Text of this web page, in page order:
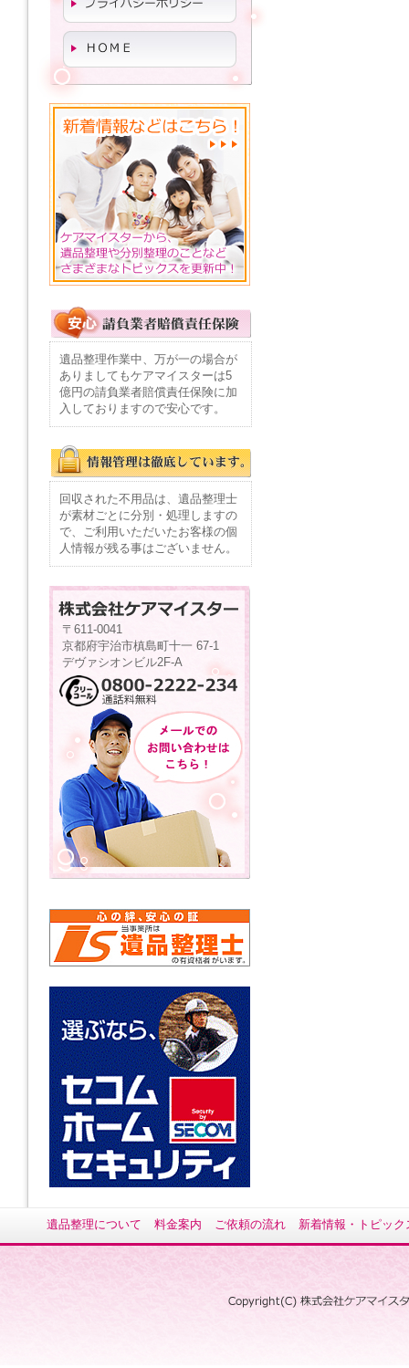
遺品整理作業中、万が一の場合が
ありましてもケアマイスターは5
億円の請負業者賠償責任保険に加
入しておりますので安心です。
回収された不用品は、遺品整理士
が素材ごとに分別・処理しますの
で、ご利用いただいたお客様の個
人情報が残る事はございません。
〒611-0041
京都府宇治市槙島町十一 67-1
デヴァシオンビル2F-A
遺品整理について 料金案内 ご依頼の流れ 新着情報・トピック